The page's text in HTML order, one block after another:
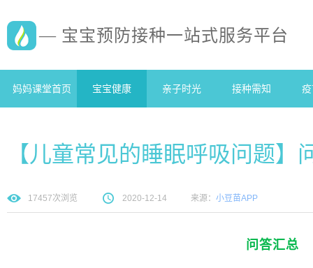
— 宝宝预防接种一站式服务平台
妈妈课堂首页 宝宝健康 亲子时光 接种需知
【儿童常见的睡眠呼吸问题】
17457次浏览 2020-12-14 来源： 小豆苗APP
问答汇总